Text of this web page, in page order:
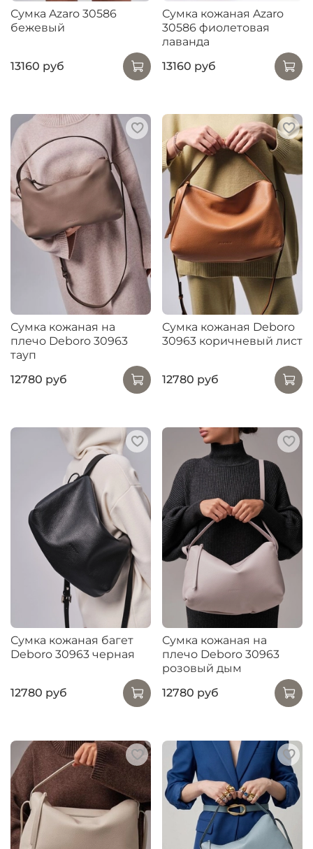
Сумка Azaro 30586
бежевый
13160 руб
Сумка кожаная Azaro
30586 фиолетовая
лаванда
13160 руб
Сумка кожаная на
плечо Deboro 30963
тауп
12780 руб
Сумка кожаная Deboro
30963 коричневый лист
12780 руб
Сумка кожаная багет
Deboro 30963 черная
12780 руб
Сумка кожаная на
плечо Deboro 30963
розовый дым
12780 руб